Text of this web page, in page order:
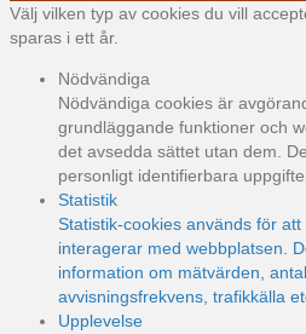
Välj vilken typ av cookies du vill
sparas i ett år.
Nödvändiga
Nödvändiga cookies är
grundläggande funktioner och
det avsedda sättet utan dem.
personligt identifierbara
Statistik
Statistik-cookies används för
interagerar med webbplatsen.
information om mätvärden,
avvisningsfrekvens, trafikkälla
Upplevelse